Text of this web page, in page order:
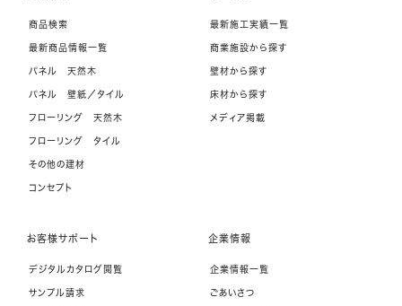
商品検索
最新商品情報一覧
パネル 天然木
パネル 壁紙／タイル
フローリング 天然木
フローリング タイル
その他の建材
コンセプト
最新施工実績一覧
商業施設から探す
壁材から探す
床材から探す
メディア掲載
お客様サポート
デジタルカタログ閲覧
サンプル請求
企業情報
企業情報一覧
ごあいさつ